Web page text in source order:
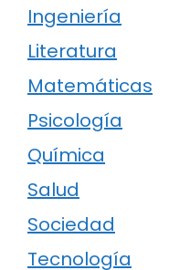
Ingeniería
Literatura
Matemáticas
Psicología
Química
Salud
Sociedad
Tecnología